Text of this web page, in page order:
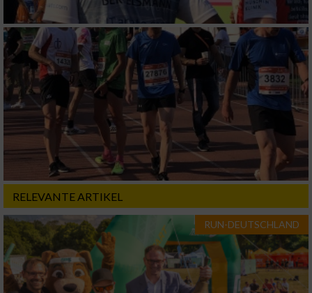
RELEVANTE ARTIKEL
RUN-DEUTSCHLAND
verschiedenen Quellen
Entwicklung und Verbesserung der Angebote
Verwendung reduzierter Daten zur Auswahl
von Inhalten
IAB-Besonderheiten:
Verwendung genauer Standortdaten
Geräte anhand von aktiv angeforderten
Informationen identifizieren
Notwendig
Performance